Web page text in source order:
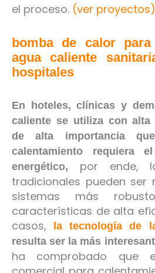
el proceso. (ver proyectos)
bomba de calor
agua caliente
hospitales
En hoteles, clínicas y
caliente se utiliza con alta
de alta importancia
calentamiento requiera
energético,
por ende,
tradicionales pueden ser
sistemas más
características de alta
casos,
la tecnología de
resulta ser la más
ha comprobado que